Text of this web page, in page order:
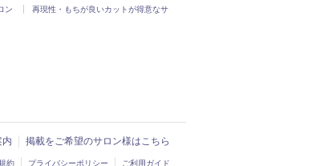
ン
再現性・もちが良いカットが得意なサ
掲載をご希望のサロン様はこちら
約 プライバシーポリシー ご利用ガイド